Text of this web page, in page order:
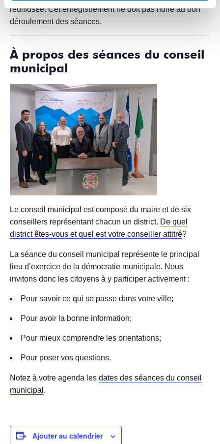
rediffusée. Cet enregistrement ne doit pas nuire au bon
déroulement des séances.
À propos des séances du conseil
municipal
Le conseil municipal est composé du maire et de six
conseillers représentant chacun un district. De quel
district êtes-vous et quel est votre conseiller attitré?
La séance du conseil municipal représente le principal
lieu d’exercice de la démocratie municipale. Nous
invitons donc les citoyens à y participer activement :
Pour savoir ce qui se passe dans votre ville;
Pour avoir la bonne information;
Pour mieux comprendre les orientations;
Pour poser vos questions.
Notez à votre agenda les dates des séances du conseil
municipal .
Ajouter au calendrier